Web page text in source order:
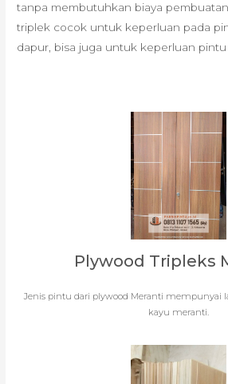
tanpa membutuhkan biaya
triplek cocok untuk keperluan pada
dapur, bisa juga untuk keperluan
Plywood Tripleks
Jenis pintu dari plywood Meranti mempunyai
kayu meranti.